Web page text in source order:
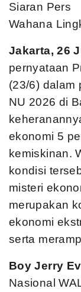
Siaran Pers
Wahana
Jakarta, 26
pernyataan
(23/6) dalam
NU 2026 di
ekonomi 5
kemiskinan.
kondisi
misteri
merupakan
ekonomi
serta
Boy Jerry
Nasional